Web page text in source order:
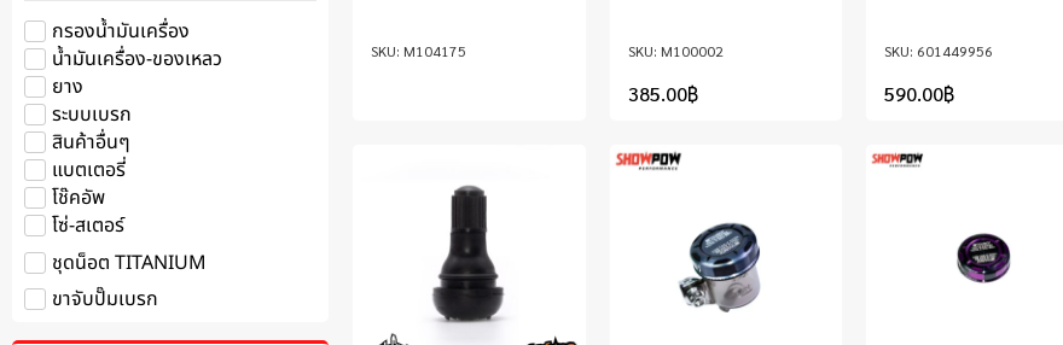
กรองน้ำมันเครื่อง
น้ำมันเครื่อง-ของเหลว
ยาง
ระบบเบรก
สินค้าอื่นๆ
แบตเตอรี่
โช๊คอัพ
โซ่-สเตอร์
ชุดน็อต TITANIUM
ขาจับปั๊มเบรก
M104175 M100002
385.00฿
601449956
590.00฿